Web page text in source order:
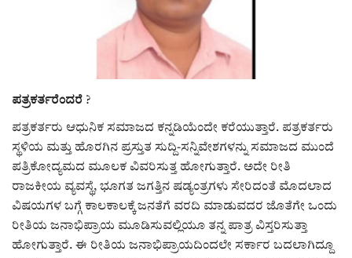
e-paper (ಇ–ಪೇಪರ್‌)
ಪುಸ್ತಕ ಪರಿಚಯ
ಅಂಕಣ
ಸಾಧಕರ ಪರಿಚಯ
ಪತ್ರಕರ್ತರೆಂದರೆ ?
ಪತ್ರಕರ್ತರು ಆಧುನಿಕ ಸಮಾಜದ ಕನ್ನಡಿಯೆಂದೇ ಕರೆಯುತ್ತಾರೆ. ಪತ್ರಕರ್ತರು
ಸ್ಥಳಿಯ ಮತ್ತು ಹೊರಗಿನ ಪ್ರಸ್ತುತ ಸುದ್ದಿ-ಸನ್ನಿವೇಶಗಳನ್ನು ಸಮಾಜದ ಮುಂದೆ
ಪತ್ರಿಕೋದ್ಯಮದ ಮೂಲಕ ವಿವರಿಸುತ್ತ ಹೋಗುತ್ತಾರೆ. ಅದೇ ರೀತಿ
ರಾಜಕೀಯ ವ್ಯವಸ್ಥೆ, ಭೂಗತ ಜಗತ್ತಿನ ಷಡ್ಯಂತ್ರಗಳು ಸೇರಿದಂತೆ ಮೊದಲಾದ
ವಿಷಯಗಳ ಬಗ್ಗೆ ಕಾಲಕಾಲಕ್ಕೆ ಜನತೆಗೆ ವರದಿ ಮಾಡುವದರ ಜೊತೆಗೇ ಒಂದು
ರೀತಿಯ ಜನಾಭಿಪ್ರಾಯ ಮೂಡಿಸುವಲ್ಲಿಯೂ ತನ್ನ ಪಾತ್ರ ವಿಸ್ತರಿಸುತ್ತಾ
ಹೋಗುತ್ತಾರೆ. ಈ ರೀತಿಯ ಜನಾಭಿಪ್ರಾಯದಿಂದಲೇ ಸರ್ಕಾರ ಬದಲಾಗಿದ್ದೂ